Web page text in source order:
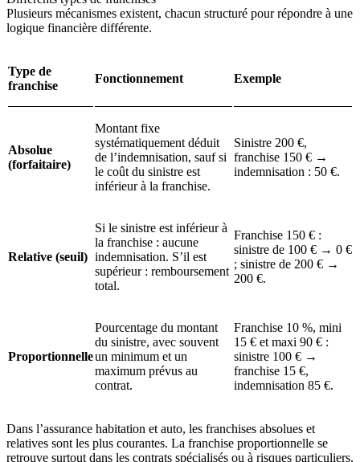
Plusieurs mécanismes existent, chacun structuré pour répondre à une
logique financière différente.
Type de
franchise
Fonctionnement Exemple
Absolue
(forfaitaire)
Montant fixe
systématiquement déduit
de l’indemnisation, sauf si
le coût du sinistre est
inférieur à la franchise.
Sinistre 200 €,
franchise 150 € →
indemnisation : 50 €.
Relative (seuil)
Si le sinistre est inférieur à
la franchise : aucune
indemnisation. S’il est
supérieur : remboursement
total.
Franchise 150 € :
sinistre de 100 € → 0 €
; sinistre de 200 € →
200 €.
Proportionnelle
Pourcentage du montant
du sinistre, avec souvent
un minimum et un
maximum prévus au
contrat.
Franchise 10 %, mini
15 € et maxi 90 € :
sinistre 100 € →
franchise 15 €,
indemnisation 85 €.
Dans l’assurance habitation et auto, les franchises absolues et
relatives sont les plus courantes. La franchise proportionnelle se
retrouve surtout dans les contrats spécialisés ou à risques particuliers,